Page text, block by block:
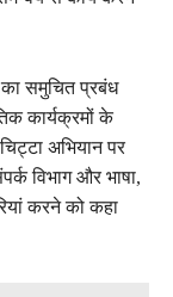
समुचित प्रबंध
कार्यक्रमों के
अभियान पर
विभाग और भाषा,
करने को कहा